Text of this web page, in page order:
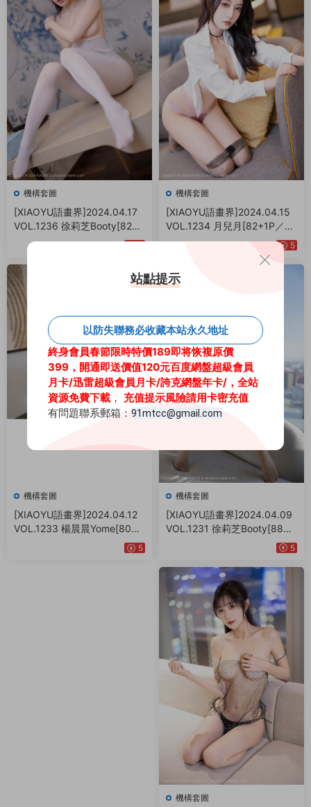
機構套圖
[XIAOYU語畫界]2024.04.17
VOL.1236 徐莉芝Booty[82+1
P／689MB]
機構套圖
[XIAOYU語畫界]2024.04.15
VOL.1234 月兒月[82+1P／73
6MB]
5
機構套圖
[XIAOYU語畫界]2024.04.12
VOL.1233 楊晨晨Yome[80+1
5
機構套圖
[XIAOYU語畫界]2024.04.09
VOL.1231 徐莉芝Booty[88+1
5
機構套圖
站點提示
以防失聯務必收藏本站永久地址
終身會員春節限時特價189即将恢複原價
399，開通即送價值120元百度網盤超級會員
月卡/迅雷超級會員月卡/誇克網盤年卡/ ，全站
資源免費下載 ， 充值提示風險請用卡密充值
有問題聯系郵箱： 91mtcc@gmail.com